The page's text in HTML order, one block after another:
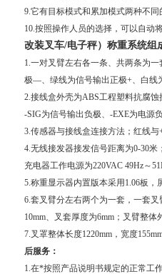
9.它有目标模式和累加模式两种不同
10.按照操作人员的选择，可以自动
改装叉车/电子秤）称重系统组
1.一对叉臂左右各一条、共两条为
极—、绿线为信号输出正极+、白
2.接线盒外壳为ABS工程塑料抗腐
-SIG为信号输出负极、-EXE为电源
3.传感器与接线盒连接方法；红线
4.无线接发器接发信号距离为0-30
充电器工作电源为220VAC 49Hz～
5.称重显示器内置版本采用1.06板
6.套叉臂分左右两个为一套，一套
10mm、叉套厚度为6mm；叉臂整体
7.叉罩整体长度1220mm，宽度
后服务：
1.在*按照产品说明书规定的正常工